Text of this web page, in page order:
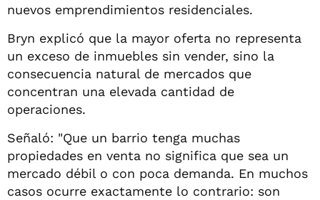
nuevos emprendimientos residenciales.
Bryn explicó que la mayor oferta no representa
un exceso de inmuebles sin vender, sino la
consecuencia natural de mercados que
concentran una elevada cantidad de
operaciones.
Señaló: "Que un barrio tenga muchas
propiedades en venta no significa que sea un
mercado débil o con poca demanda. En muchos
casos ocurre exactamente lo contrario: son